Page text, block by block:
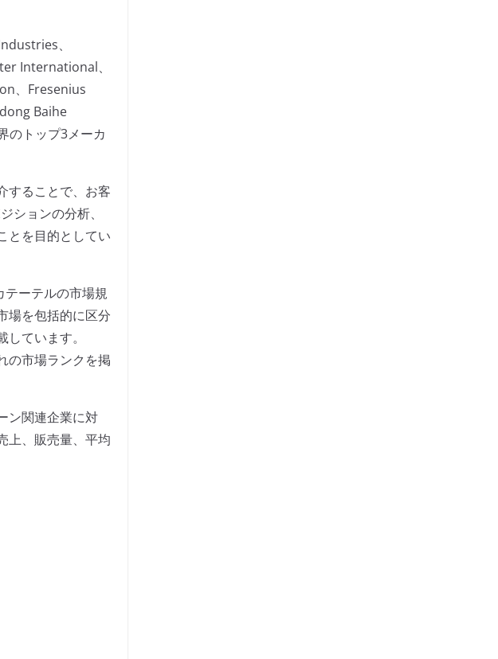
、
International、
、Fresenius
Baihe
のトップ3メーカ
することで、お客
ションの分析、
とを目的としてい
ーテルの市場規
場を包括的に区分
ています。
の市場ランクを掲
ン関連企業に対
上、販売量、平均